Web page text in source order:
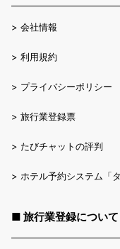
> 会社情報
> 利用規約
> プライバシーポリシー
> 旅行業登録票
> たびチャットの評判
> ホテル予約システム「
■ 旅行業登録について